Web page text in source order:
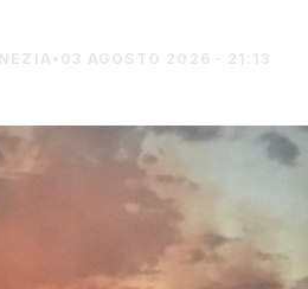
• 03 AGOSTO 2026 · 21:13